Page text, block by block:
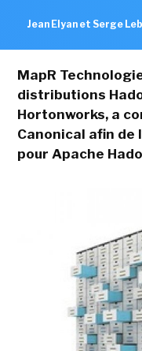
Jean Elyan et Serge
MapR
distributions
Hortonworks, a
Canonical afin de
pour Apache